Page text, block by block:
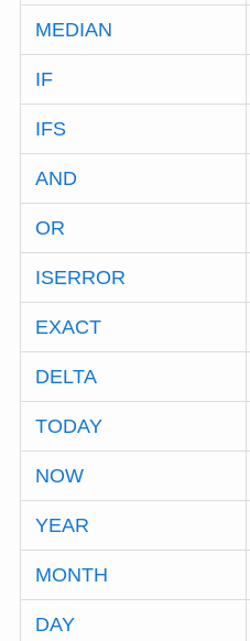
MEDIAN
IF
IFS
AND
OR
ISERROR
EXACT
DELTA
TODAY
NOW
YEAR
MONTH
DAY